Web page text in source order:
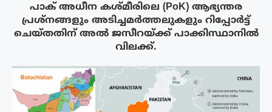
പാക് അധീന കശ്മീരിലെ (PoK) ആഭ്യന്തര
പ്രശ്നങ്ങളും അടിച്ചമർത്തലുകളും റിപ്പോർട്ട്
ചെയ്തതിന് അൽ ജസീറയ്‌ക്ക് പാക്കിസ്ഥാനിൽ
വിലക്ക്.